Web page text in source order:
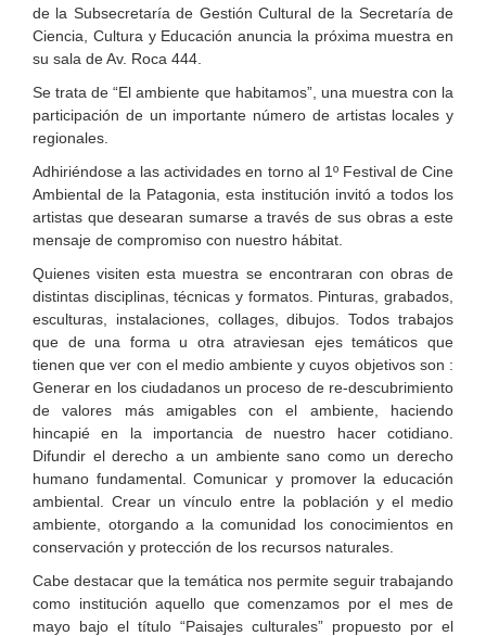
de la Subsecretaría de Gestión Cultural de la Secretaría de
Ciencia, Cultura y Educación anuncia la próxima muestra en
su sala de Av. Roca 444.
Se trata de “El ambiente que habitamos”, una muestra con la
participación de un importante número de artistas locales y
regionales.
Adhiriéndose a las actividades en torno al 1º Festival de Cine
Ambiental de la Patagonia, esta institución invitó a todos los
artistas que desearan sumarse a través de sus obras a este
mensaje de compromiso con nuestro hábitat.
Quienes visiten esta muestra se encontraran con obras de
distintas disciplinas, técnicas y formatos. Pinturas, grabados,
esculturas, instalaciones, collages, dibujos. Todos trabajos
que de una forma u otra atraviesan ejes temáticos que
tienen que ver con el medio ambiente y cuyos objetivos son :
Generar en los ciudadanos un proceso de re-descubrimiento
de valores más amigables con el ambiente, haciendo
hincapié en la importancia de nuestro hacer cotidiano.
Difundir el derecho a un ambiente sano como un derecho
humano fundamental. Comunicar y promover la educación
ambiental. Crear un vínculo entre la población y el medio
ambiente, otorgando a la comunidad los conocimientos en
conservación y protección de los recursos naturales.
Cabe destacar que la temática nos permite seguir trabajando
como institución aquello que comenzamos por el mes de
mayo bajo el título “Paisajes culturales” propuesto por el